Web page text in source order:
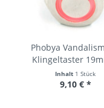
Phobya
Klingeltaster
Inhalt 1 Stück
9,10 € *